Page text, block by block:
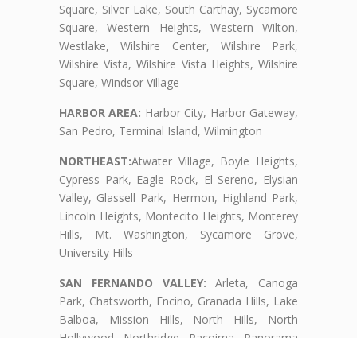
Square, Silver Lake, South Carthay, Sycamore
Square, Western Heights, Western Wilton,
Westlake, Wilshire Center, Wilshire Park,
Wilshire Vista, Wilshire Vista Heights, Wilshire
Square, Windsor Village
HARBOR AREA: Harbor City, Harbor Gateway,
San Pedro, Terminal Island, Wilmington
NORTHEAST:Atwater Village, Boyle Heights,
Cypress Park, Eagle Rock, El Sereno, Elysian
Valley, Glassell Park, Hermon, Highland Park,
Lincoln Heights, Montecito Heights, Monterey
Hills, Mt. Washington, Sycamore Grove,
University Hills
SAN FERNANDO VALLEY: Arleta, Canoga
Park, Chatsworth, Encino, Granada Hills, Lake
Balboa, Mission Hills, North Hills, North